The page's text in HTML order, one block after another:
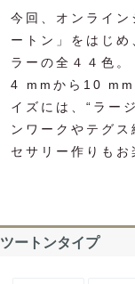
今回、オンライン
ートン」をはじめ
ラーの全４４色。
4 mmから10 mm
イズには、“ラー
ンワークやテグ
セサリー作りもお
ツートンタイプ